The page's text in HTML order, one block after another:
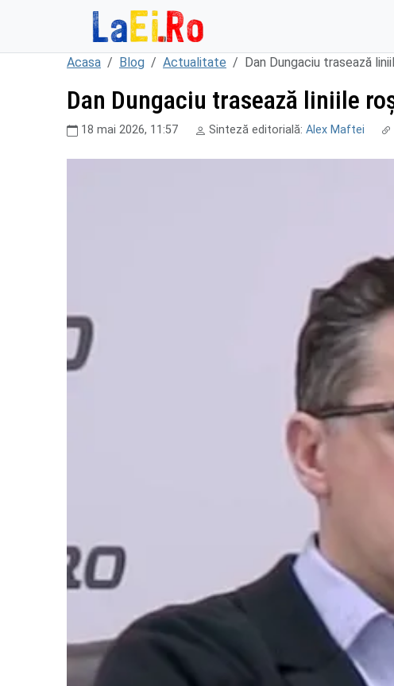
Acasa Blog Actualitate Dan Dungaciu trasează
Dan Dungaciu trasează liniile
18 mai 2026, 11:57 Sinteză editorială: Alex Maftei